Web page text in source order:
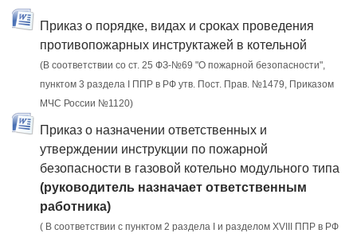
Приказ о порядке, видах и сроках проведения
противопожарных инструктажей в котельной
(В соответствии со ст. 25 ФЗ-№69 "О пожарной безопасности",
пунктом 3 раздела I ППР в РФ утв. Пост. Прав. №1479, Приказом
МЧС России №1120)
Приказ о назначении ответственных и
утверждении инструкции по пожарной
безопасности в газовой котельно модульного типа
(руководитель назначает ответственным
работника)
( В соответствии с пунктом 2 раздела I и разделом XVIII ППР в РФ